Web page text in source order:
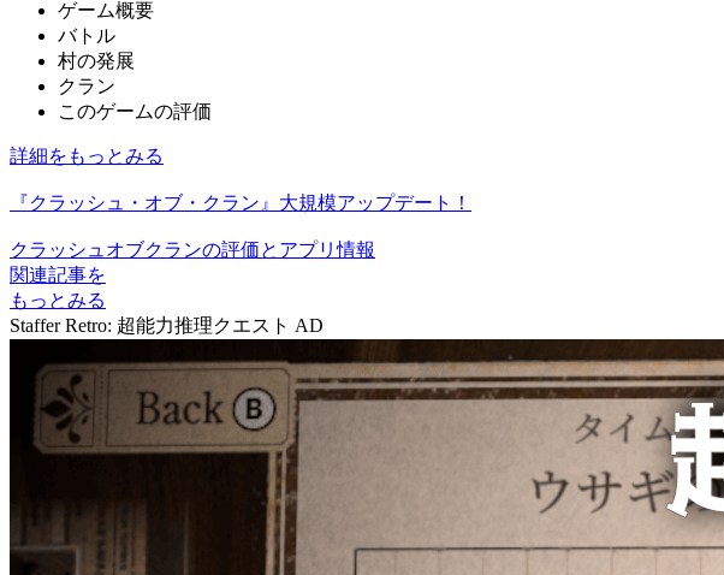
ゲーム概要
バトル
村の発展
クラン
このゲームの評価
詳細をもっとみる
『クラッシュ・オブ・クラン』大規模アップデート！
クラッシュオブクランの評価とアプリ情報
関連記事を
もっとみる
Staffer Retro: 超能力推理クエスト AD